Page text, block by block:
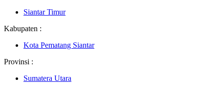
Siantar Timur
Kabupaten :
Kota Pematang Siantar
Provinsi :
Sumatera Utara